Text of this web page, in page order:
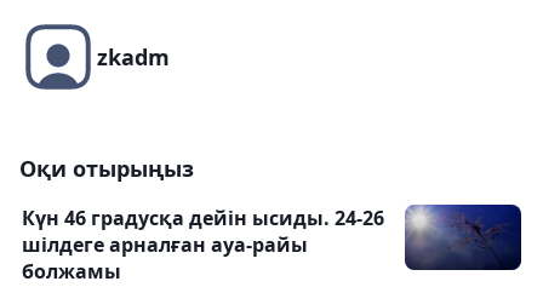
zkadm
Оқи отырыңыз
Күн 46 градусқа дейін ысиды. 24-26
шілдеге арналған ауа-райы
болжамы